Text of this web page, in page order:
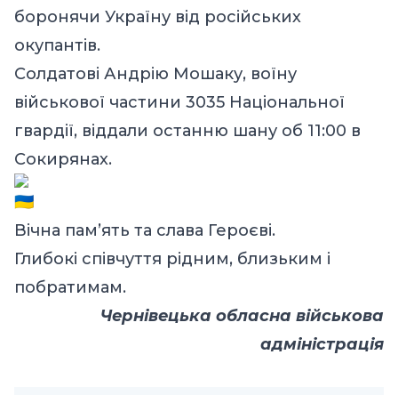
боронячи Україну від російських
окупантів.
Солдатові Андрію Мошаку, воїну
військової частини 3035 Національної
гвардії, віддали останню шану об 11:00 в
Сокирянах.
Вічна пам’ять та слава Героєві.
Глибокі співчуття рідним, близьким і
побратимам.
Чернівецька обласна військова
адміністрація